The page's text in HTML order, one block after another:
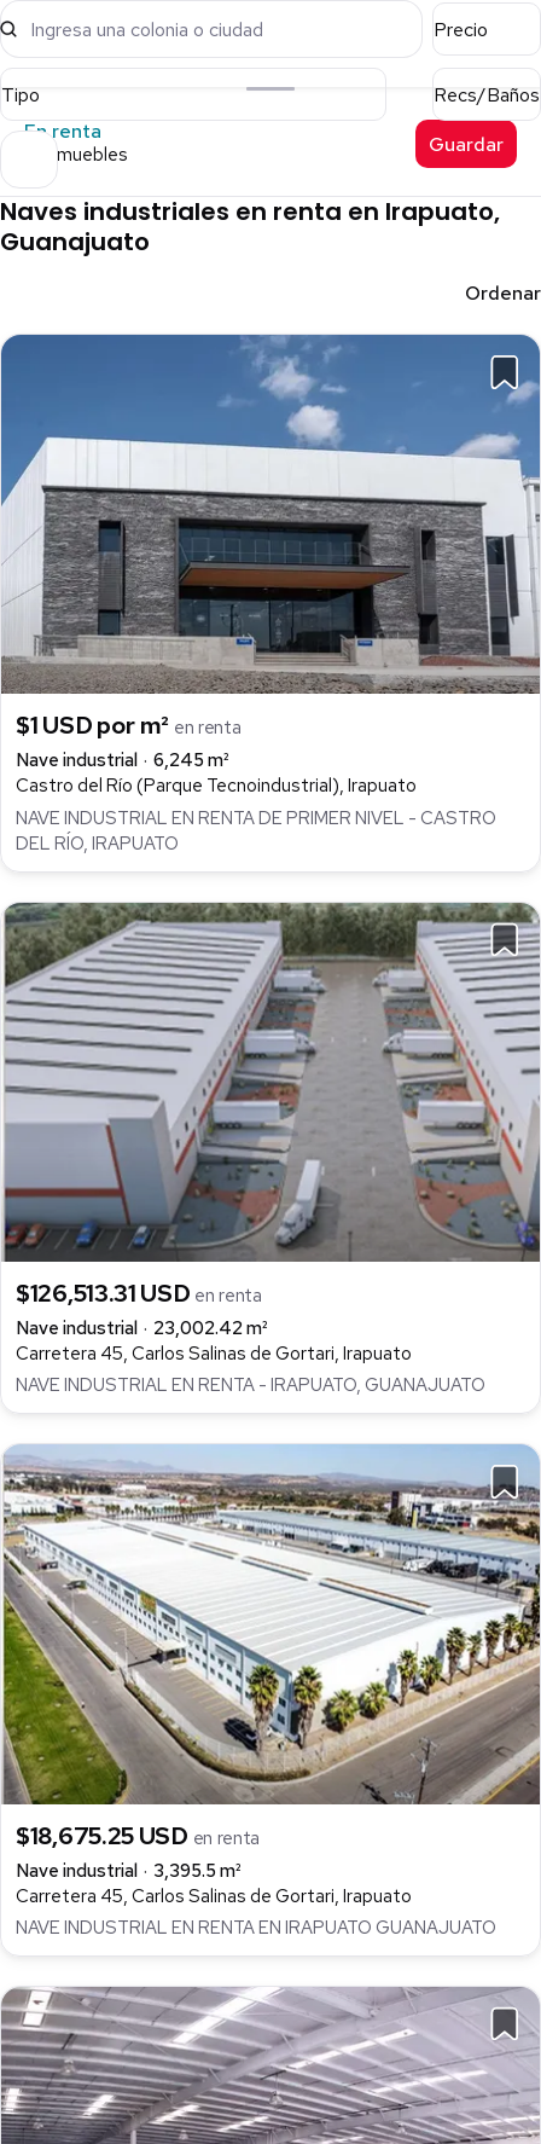
Ingresa una colonia o ciudad Precio
Tipo
Recs/Baños
En renta
15 inmuebles Guardar
Naves industriales en renta en Irapuato,
Guanajuato
Ordenar
$1 USD por m² en renta
Nave industrial
6,245 m²
Castro del Río (Parque Tecnoindustrial), Irapuato
NAVE INDUSTRIAL EN RENTA DE PRIMER NIVEL - CASTRO
DEL RÍO, IRAPUATO
$126,513.31 USD en renta
Nave industrial
23,002.42 m²
Carretera 45, Carlos Salinas de Gortari, Irapuato
NAVE INDUSTRIAL EN RENTA - IRAPUATO, GUANAJUATO
$18,675.25 USD en renta
Nave industrial
3,395.5 m²
Carretera 45, Carlos Salinas de Gortari, Irapuato
NAVE INDUSTRIAL EN RENTA EN IRAPUATO GUANAJUATO